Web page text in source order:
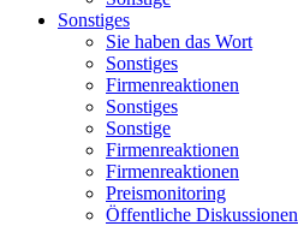
Sonstiges
Sie haben das Wort
Sonstiges
Firmenreaktionen
Sonstiges
Sonstige
Firmenreaktionen
Firmenreaktionen
Preismonitoring
Öffentliche Diskussionen